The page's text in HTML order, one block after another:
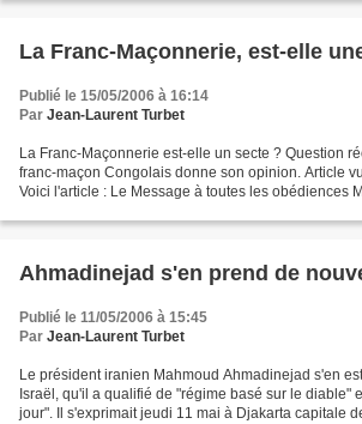
La Franc-Maçonnerie, est-elle
Publié le 15/05/2006 à 16:14
Par Jean-Laurent Turbet
La Franc-Maçonnerie est-elle un secte ? Question
franc-maçon Congolais donne son opinion. Article
Voici l'article : Le Message à toutes les obédiences
Ahmadinejad s'en prend de
Publié le 11/05/2006 à 15:45
Par Jean-Laurent Turbet
Le président iranien Mahmoud Ahmadinejad s'en
Israël, qu'il a qualifié de "régime basé sur le diable"
jour". Il s'exprimait jeudi 11 mai à Djakarta capitale